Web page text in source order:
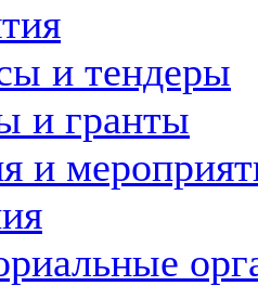
и тендеры
и гранты
и